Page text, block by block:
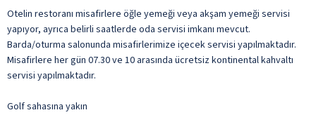
Otelin restoranı misafirlere öğle yemeği veya akşam yemeği servisi
yapıyor, ayrıca belirli saatlerde oda servisi imkanı mevcut.
Barda/oturma salonunda misafirlerimize içecek servisi yapılmaktadır.
Misafirlere her gün 07.30 ve 10 arasında ücretsiz kontinental kahvaltı
servisi yapılmaktadır.
Golf sahasına yakın